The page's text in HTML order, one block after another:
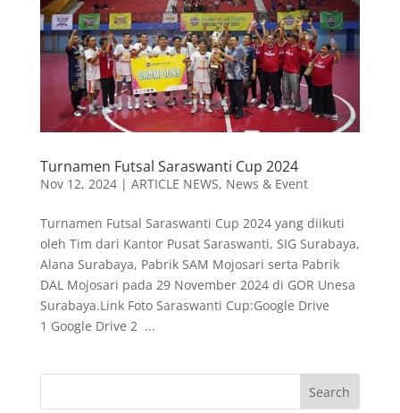
Turnamen Futsal Saraswanti Cup 2024
Nov 12, 2024| ARTICLE NEWS, News & Event
Turnamen Futsal Saraswanti Cup 2024 yang diikuti
oleh Tim dari Kantor Pusat Saraswanti, SIG Surabaya,
Alana Surabaya, Pabrik SAM Mojosari serta Pabrik
DAL Mojosari pada 29 November 2024 di GOR Unesa
Surabaya.Link Foto Saraswanti Cup:Google Drive
1 Google Drive 2 ...